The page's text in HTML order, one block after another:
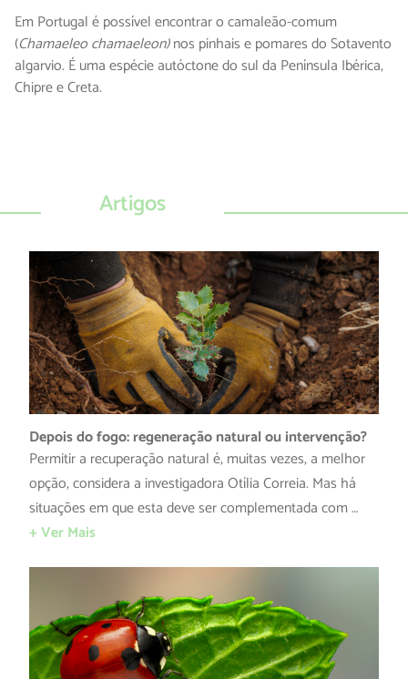
Em Portugal é possível encontrar o camaleão-comum
(Chamaeleo chamaeleon)nos pinhais e pomares do Sotavento
algarvio. É uma espécie autóctone do sul da Península Ibérica,
Chipre e Creta.
Artigos
Depois do fogo: regeneração natural ou intervenção?
Permitir a recuperação natural é, muitas vezes, a melhor
opção, considera a investigadora Otília Correia. Mas há
situações em que esta deve ser complementada com …
+ Ver Mais